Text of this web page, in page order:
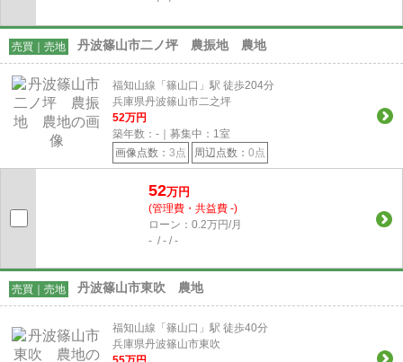
売買｜売地 丹波篠山市二ノ坪 農振地 農地
福知山線「篠山口」駅 徒歩204分
兵庫県丹波篠山市二之坪
52万円
築年数：-｜募集中： 1室
画像点数： 3点 周辺点数： 0点
52万円
(管理費・共益費 -)
ローン：0.2万円/月
- / - / -
売買｜売地 丹波篠山市東吹 農地
福知山線「篠山口」駅 徒歩40分
兵庫県丹波篠山市東吹